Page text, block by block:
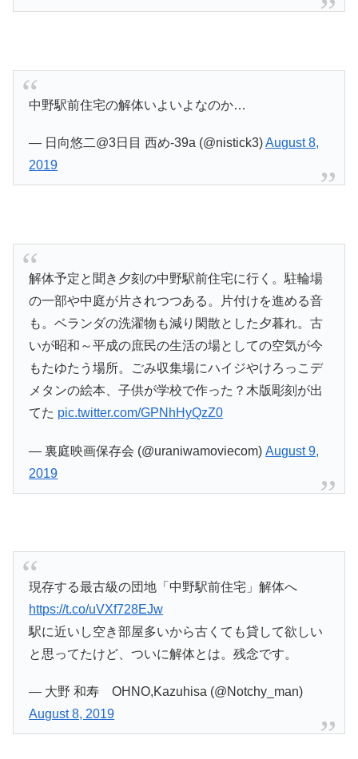
中野駅前住宅の解体いよいよなのか…
— 日向悠二@3日目 西め-39a (@nistick3)August 8,
2019
解体予定と聞き夕刻の中野駅前住宅に行く。駐輪場
の一部や中庭が片されつつある。片付けを進める音
も。ベランダの洗濯物も減り閑散とした夕暮れ。古
いが昭和～平成の庶民の生活の場としての空気が今
もたゆたう場所。ごみ収集場にハイジやけろっこデ
メタンの絵本、子供が学校で作った？木版彫刻が出
てた pic.twitter.com/GPNhHyQzZ0
— 裏庭映画保存会 (@uraniwamoviecom)August 9,
2019
現存する最古級の団地「中野駅前住宅」解体へ
https://t.co/uVXf728EJw
駅に近いし空き部屋多いから古くても貸して欲しい
と思ってたけど、ついに解体とは。残念です。
— 大野 和寿 OHNO,Kazuhisa (@Notchy_man)
August 8, 2019